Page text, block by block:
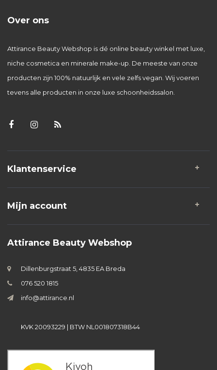
Over ons
Attirance Beauty Webshop is dé online beauty winkel met luxe,
niche cosmetica en minerale make-up. De meeste van onze
producten zijn 100% natuurlijk en vele zelfs vegan. Wij voeren
tevens alle producten in onze luxe schoonheidssalon.
Klantenservice
Mijn account
Attirance Beauty Webshop
Dillenburgstraat 5, 4835 EA Breda
076 520 1815
info@attirance.nl
KVK 20093229 | BTW NL001807318B44